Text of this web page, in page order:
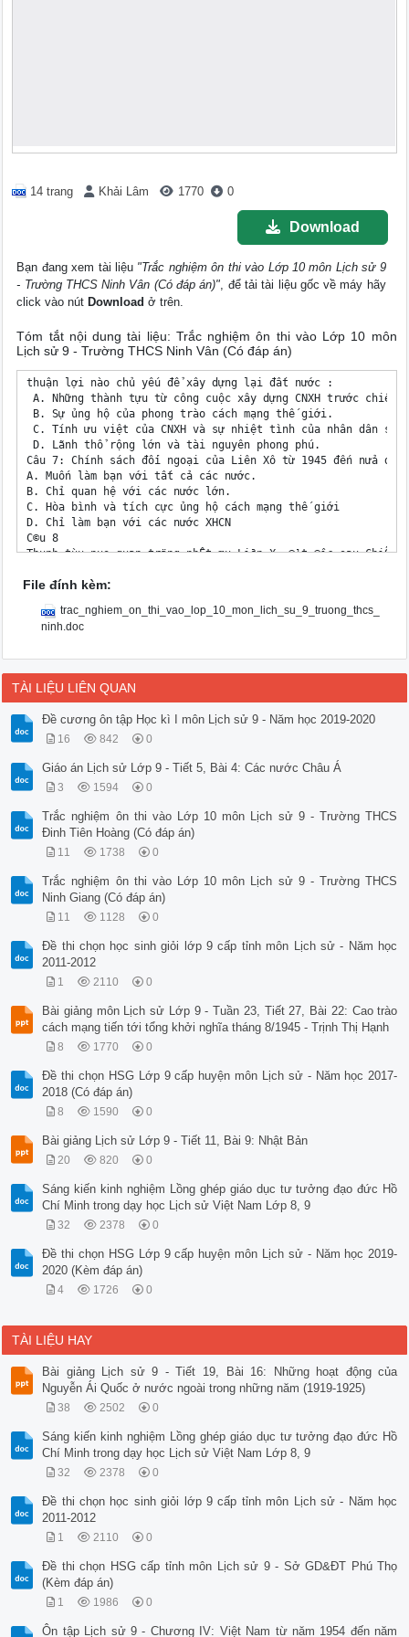
14 trang Khải Lâm 1770 0
Download
Bạn đang xem tài liệu "Trắc nghiệm ôn thi vào Lớp 10 môn Lịch sử 9
- Trường THCS Ninh Vân (Có đáp án)", để tải tài liệu gốc về máy hãy
click vào nút Download ở trên.
Tóm tắt nội dung tài liệu: Trắc nghiệm ôn thi vào Lớp 10 môn
Lịch sử 9 - Trường THCS Ninh Vân (Có đáp án)
thuận lợi nào chủ yếu để xây dựng lại đất nước :
A. Những thành tựu từ công cuộc xây dựng CNXH trước chiến
B. Sự ủng hộ của phong trào cách mạng thế giới.
C. Tính ưu việt của CNXH và sự nhiệt tình của nhân dân
D. Lãnh thổ rộng lớn và tài nguyên phong phú.
Câu 7: Chính sách đối ngoại của Liên Xô từ 1945 đến nửa
A. Muốn làm bạn với tất cả các nước.
B. Chỉ quan hệ với các nước lớn.
C. Hòa bình và tích cực ủng hộ cách mạng thế giới
D. Chỉ làm bạn với các nước XHCN
C©u 8
Thµnh tùu nµo quan träng nhÊt mµ Liªn X« ®¹t ®­îc sau
N¨m 1949, Liªn X« chÕ t¹o thµnh c«ng bom nguyªn tö
N¨m 1957, Liªn X« lµ n­íc ®Çu tiªn phãng thµnh c«ng vÖ
d
§Õn thËp kØ 60 cña thÕ kû XX, Liªn X« trë thµnh c­êng
Câu 9: Nguyên nhân cơ bản nào làm cho chủ nghĩa xă hội ở
B.Chậm sửa chữa những sai lầm
C.Nhà nước, nhân dân Xô viết nhận thấy CNXH không tiến bộ
Câu 10: Tại sao nói lịch sử các nước Đông Âu chuyển sang
A. Xây dụng bộ máy chính quyền dân chủ nhân dân, tiến hành
C. Thực hiện các quyền tự do dân chủ và cải thiện đời sống
D. Xây dụng bộ máy chính quyền dân chủ nhân dân, tiến
C©u 11
a
TriÖt ph¸ ©m m­u lËt ®æ chÝnh quyÒn c¸ch m¹ng cña bän
D
“KhÐp kÝn cöa” kh«ng hßa nhËp víi nÒn kinh tÕ thÕ giíi
* Vận dụng
C©u 15
C«ng cuéc “c¶i tæ” cña Liªn X« ®· mang l¹i hÖ qu¶ g×?
A
§Êt n­íc tho¸t khái khñng ho¶ng
C
C¶i tæ ®­îc x· héi
Câu 16: Theo em những cơ sở hình thành nên hệ thống chủ
A. Cùng chung mục tiêu xây dựng chủ nghĩa xã hội
C. Cùng chung tư tưởng HCM
D. Cùng chung mục tiêu xây dựng CNXH. Điều đặt dưới sự
Câu 17: Trước những biến cố của tình hình thế giới trong
B. Chậm thích ứng, chậm sửa đổi
C.Chuyển đổi cơ cấu kinh tế cho phù hợp với tình hình thế
D. Giao lưu, hợp tác với các nước.
B.Chậm sửa chữa những sai lầm
C.Nhà nước, nhân dân Xô viết nhận thấy CNXH không tiến bộ
Chương II: Các nước Á, Phi, Mĩ la tinh từ 1945 đến nay
* NHận biết
Câu 19: Châu lục đi đầu trong phong trào giải phóng dân
C. Châu Phi	 D.Châu Mĩ La Tinh
Câu 20: Mở đầu phong trào cách mạng ở Mĩ - la- tinh là :
A. Cu- ba 	`	 B. Bra- xin 	`
Câu 21. Thời gian thành lập nước Cộng hòa nhân dân Trung
A. Tháng 10 – 1948. 	B. Tháng 10 – 1949.
C. Tháng 10 – 1950. 	D. Tháng 10 - 1951.
A. 12/1978 B. 12/1979
C. 12/1980 D. 12/1981
Câu 23. Thời gian thành lập Hiệp hội các nước Đông Nam Á:
A. Ngày 8 – 8 - 1967 	B. Ngày 8 – 8 ...D. Châu Phi là “ Lục địa mới trỗi dậy”.
Câu 29: Phong trào đấu tranh giành độc lập của Ăng- gô-
File đính kèm:
trac_nghiem_on_thi_vao_lop_10_mon_lich_su_9_truong_thcs_
ninh.doc
TÀI LIỆU LIÊN QUAN
Đề cương ôn tập Học kì I môn Lịch sử 9 - Năm học 2019-2020
16 842 0
Giáo án Lịch sử Lớp 9 - Tiết 5, Bài 4: Các nước Châu Á
3 1594 0
Trắc nghiệm ôn thi vào Lớp 10 môn Lịch sử 9 - Trường THCS
Đinh Tiên Hoàng (Có đáp án)
11 1738 0
Trắc nghiệm ôn thi vào Lớp 10 môn Lịch sử 9 - Trường THCS
Ninh Giang (Có đáp án)
11 1128 0
Đề thi chọn học sinh giỏi lớp 9 cấp tỉnh môn Lịch sử - Năm học
2011-2012
1 2110 0
Bài giảng môn Lịch sử Lớp 9 - Tuần 23, Tiết 27, Bài 22: Cao trào
cách mạng tiến tới tổng khởi nghĩa tháng 8/1945 - Trịnh Thị Hạnh
8 1770 0
Đề thi chọn HSG Lớp 9 cấp huyện môn Lịch sử - Năm học 2017-
2018 (Có đáp án)
8 1590 0
Bài giảng Lịch sử Lớp 9 - Tiết 11, Bài 9: Nhật Bản
20 820 0
Sáng kiến kinh nghiệm Lồng ghép giáo dục tư tưởng đạo đức Hồ
Chí Minh trong dạy học Lịch sử Việt Nam Lớp 8, 9
32 2378 0
Đề thi chọn HSG Lớp 9 cấp huyện môn Lịch sử - Năm học 2019-
2020 (Kèm đáp án)
4 1726 0
TÀI LIỆU HAY
Bài giảng Lịch sử 9 - Tiết 19, Bài 16: Những hoạt động của
Nguyễn Ái Quốc ở nước ngoài trong những năm (1919-1925)
38 2502 0
Sáng kiến kinh nghiệm Lồng ghép giáo dục tư tưởng đạo đức Hồ
Chí Minh trong dạy học Lịch sử Việt Nam Lớp 8, 9
32 2378 0
Đề thi chọn học sinh giỏi lớp 9 cấp tỉnh môn Lịch sử - Năm học
2011-2012
1 2110 0
Đề thi chọn HSG cấp tỉnh môn Lịch sử 9 - Sở GD&ĐT Phú Thọ
(Kèm đáp án)
1 1986 0
Ôn tập Lịch sử 9 - Chương IV: Việt Nam từ năm 1954 đến năm